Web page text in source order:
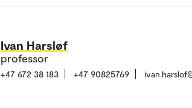
Ivan Harsløf
professor
+47 672 38 183 +47 90825769